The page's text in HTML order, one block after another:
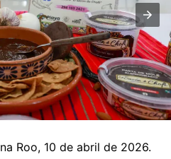
Roo, 10 de abril de 2026.